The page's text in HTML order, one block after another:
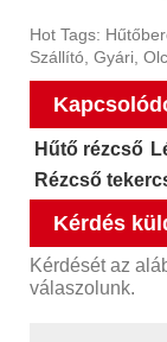
Hot Tags:
Szállító, Gyári,
Hűtő rézcső
Rézcső
Kérdés
Kérdését az
válaszolunk.